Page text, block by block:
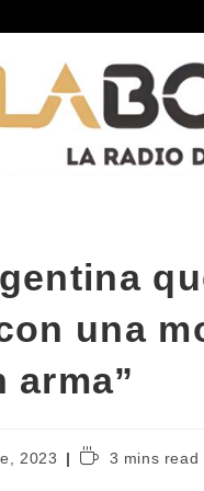
una
arma”
2023 3 mins read